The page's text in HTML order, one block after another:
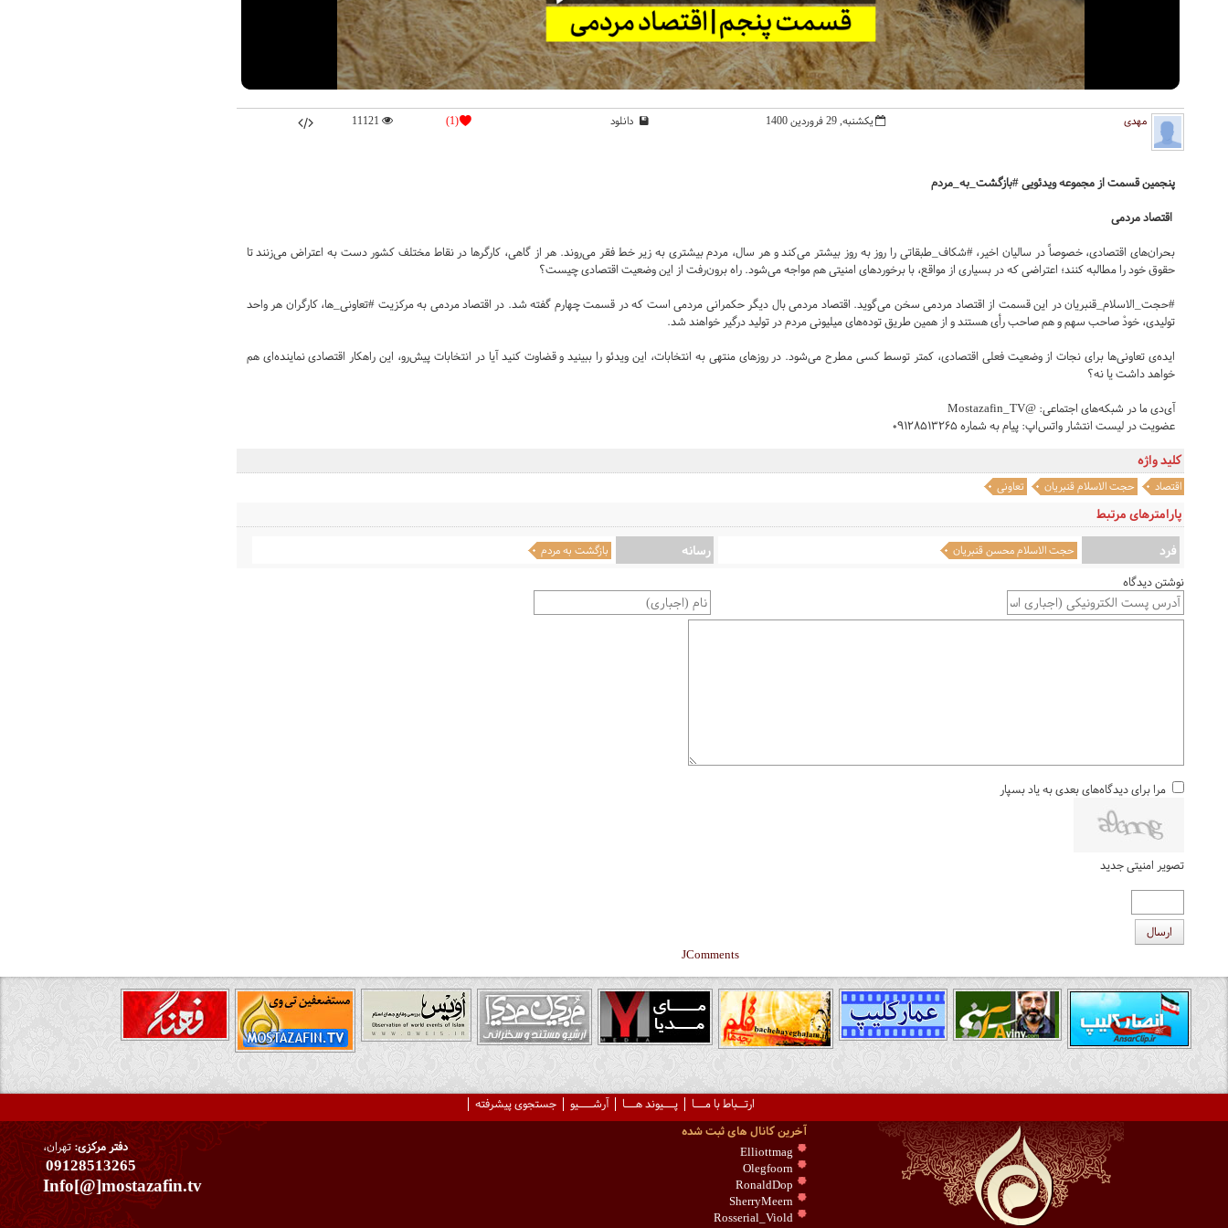
مهدی یکشنبه, 29 فروردين 1400 دانلود (1)
11121
پنجمین قسمت از مجموعه ویدئویی #بازگشت_به_مردم
اقتصاد مردمی
بحران‌های اقتصادی، خصوصاً در سالیان اخیر، #شکاف_طبقاتی را روز به روز بیشتر می‌کند و هر سال، مردم بیشتری به زیر خط فقر می‌روند. هر از گاهی، کارگرها در نقاط مختلف کشور دست به اعتراض می‌زنند تا
حقوق خود را مطالبه کنند؛ اعتراضی که در بسیاری از مواقع، با برخوردهای امنیتی هم مواجه می‌شود. راه برون‌رفت از این وضعیت اقتصادی چیست؟
#حجت_الاسلام_قنبریان در این قسمت از اقتصاد مردمی سخن می‌گوید. اقتصاد مردمی بال دیگر حکمرانی مردمی است که در قسمت چهارم گفته شد. در اقتصاد مردمی به مرکزیت #تعاونی_ها، کارگران هر واحد
تولیدی، خودْ صاحب سهم و هم صاحب رأی هستند و از همین طریق توده‌های میلیونی مردم در تولید درگیر خواهند شد.
ایده‌ی تعاونی‌ها برای نجات از وضعیت فعلی اقتصادی، کمتر توسط کسی مطرح می‌شود. در روزهای منتهی به انتخابات، این ویدئو را ببینید و قضاوت کنید آیا در انتخابات پیش‌رو، این راهکار اقتصادی نماینده‌ای هم
خواهد داشت یا نه؟
آی‌دی ما در شبکه‌های اجتماعی: @Mostazafin_TV
عضویت در لیست انتشار واتس‌اپ: پیام به شماره ۰۹۱۲۸۵۱۳۲۶۵
کلید واژه
اقتصاد حجت الاسلام قنبریان تعاونی
پارامترهای مرتبط
فرد حجت الاسلام محسن قنبریان رسانه بازگشت به مردم
نوشتن دیدگاه
مرا برای دیدگاه‌های بعدی به یاد بسپار
تصویر امنیتی جدید
ارسال
JComments
ارتــباط با مـــا پـــیوند هـــا آرشــــیو جستجوی پیشرفته
دفتر مرکزی:تهران،
09128513265
Info[@]mostazafin.tv
آخرین کانال های ثبت شده
Elliottmag
Olegfoorn
RonaldDop
SherryMeern
Rosserial_Viold